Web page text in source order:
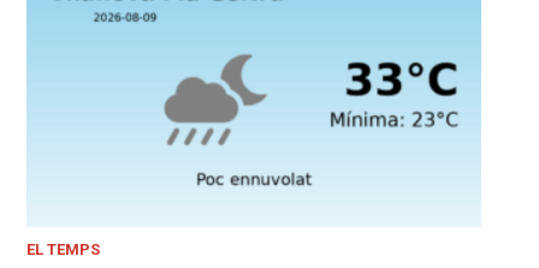
EL TEMPS